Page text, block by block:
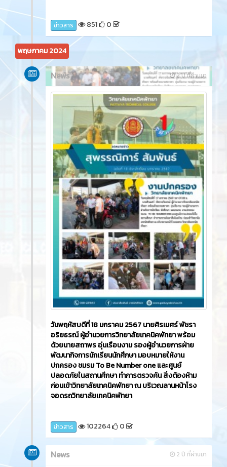
ข่าวสาร 851 0
พฤษภาคม 2024
2 ปี ที่ผ่านมา
News
วันพฤหัสบดีที่ 18 มกราคม 2567 นายศิรเมศร์ พัชรา
อริยธรณ์ ผู้อำนวยการวิทยาลัยเทคนิคพัทยา พร้อม
ด้วยนายสถาพร อุ่นเรือนงาม รองผู้อำนวยการฝ่าย
พัฒนากิจการนักเรียนนักศึกษา มอบหมายให้งาน
ปกครอง ชมรม To Be Number one และศูนย์
ปลอดภัยในสถานศึกษา ทำการตรวจค้น สิ่งต้องห้าม
ก่อนเข้าวิทยาลัยเทคนิคพัทยา ณ บริเวณลานหน้าโรง
จอดรถวิทยาลัยเทคนิคพัทยา
ข่าวสาร 102264 0
2 ปี ที่ผ่านมา
News